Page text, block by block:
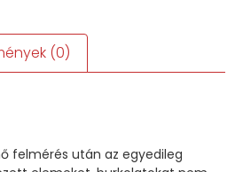
(0)
felmérés után az egyedileg